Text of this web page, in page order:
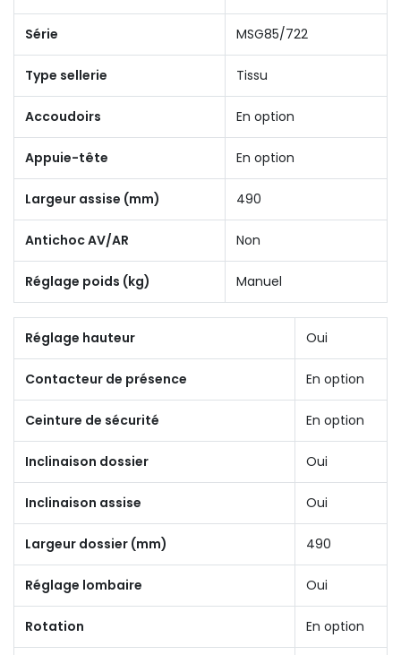
Série MSG85/722
Type sellerie Tissu
Accoudoirs En option
Appuie-tête En option
Largeur assise (mm) 490
Antichoc AV/AR Non
Réglage poids (kg) Manuel
Réglage hauteur Oui
Contacteur de présence En option
Ceinture de sécurité En option
Inclinaison dossier Oui
Inclinaison assise Oui
Largeur dossier (mm) 490
Réglage lombaire Oui
Rotation En option